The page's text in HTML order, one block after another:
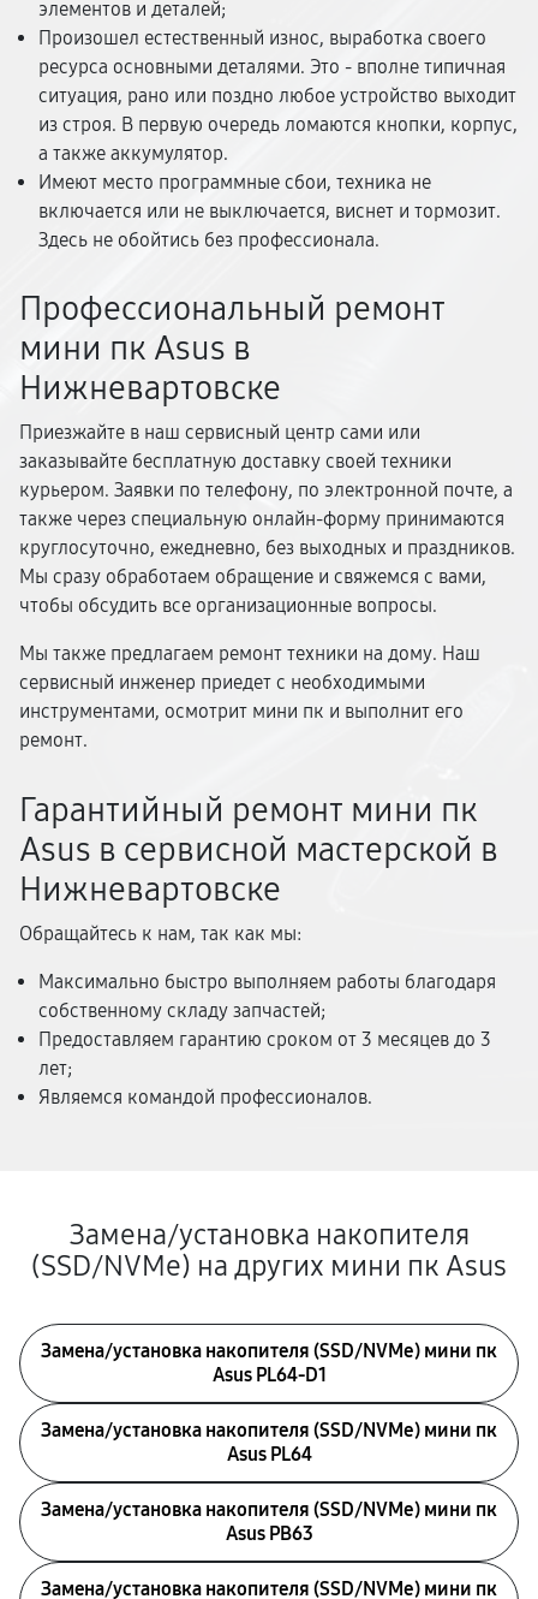
элементов и деталей;
Произошел естественный износ, выработка своего
ресурса основными деталями. Это - вполне типичная
ситуация, рано или поздно любое устройство выходит
из строя. В первую очередь ломаются кнопки, корпус,
а также аккумулятор.
Имеют место программные сбои, техника не
включается или не выключается, виснет и тормозит.
Здесь не обойтись без профессионала.
Профессиональный ремонт
мини пк Asus в
Нижневартовске
Приезжайте в наш сервисный центр сами или
заказывайте бесплатную доставку своей техники
курьером. Заявки по телефону, по электронной почте, а
также через специальную онлайн-форму принимаются
круглосуточно, ежедневно, без выходных и праздников.
Мы сразу обработаем обращение и свяжемся с вами,
чтобы обсудить все организационные вопросы.
Мы также предлагаем ремонт техники на дому. Наш
сервисный инженер приедет с необходимыми
инструментами, осмотрит мини пк и выполнит его
ремонт.
Гарантийный ремонт мини пк
Asus в сервисной мастерской в
Нижневартовске
Обращайтесь к нам, так как мы:
Максимально быстро выполняем работы благодаря
собственному складу запчастей;
Предоставляем гарантию сроком от 3 месяцев до 3
лет;
Являемся командой профессионалов.
Замена/установка накопителя
(SSD/NVMe) на других мини пк Asus
Замена/установка накопителя (SSD/NVMe) мини пк
Asus PL64-D1
Замена/установка накопителя (SSD/NVMe) мини пк
Asus PL64
Замена/установка накопителя (SSD/NVMe) мини пк
Asus PB63
Замена/установка накопителя (SSD/NVMe) мини пк